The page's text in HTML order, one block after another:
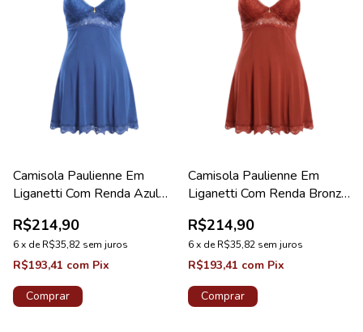
Camisola Paulienne Em
Liganetti Com Renda Azul
R$214,90
6x deR$35,82 sem juros
R$193,41 com Pix
Comprar
Camisola Paulienne Em
Liganetti Com Renda Bronze
R$214,90
6x deR$35,82 sem juros
R$193,41 com Pix
Comprar